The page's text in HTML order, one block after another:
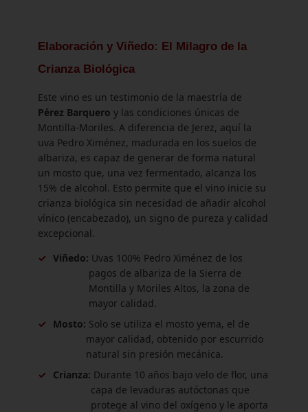
Elaboración y Viñedo: El Milagro de la
Crianza Biológica
Este vino es un testimonio de la maestría de
Pérez Barquero y las condiciones únicas de
Montilla-Moriles. A diferencia de Jerez, aquí la
uva Pedro Ximénez, madurada en los suelos de
albariza, es capaz de generar de forma natural
un mosto que, una vez fermentado, alcanza los
15% de alcohol. Esto permite que el vino inicie su
crianza biológica sin necesidad de añadir alcohol
vínico (encabezado), un signo de pureza y calidad
excepcional.
✓ Viñedo: Uvas 100% Pedro Ximénez de los
pagos de albariza de la Sierra de
Montilla y Moriles Altos, la zona de
mayor calidad.
✓
Mosto: Solo se utiliza el mosto yema, el de
mayor calidad, obtenido por escurrido
natural sin presión mecánica.
✓
Crianza: Durante 10 años bajo velo de flor, una
capa de levaduras autóctonas que
protege al vino del oxígeno y le aporta